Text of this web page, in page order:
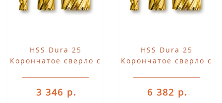
HSS Dura 25
Корончатое сверло с
3 346 р.
HSS Dura 25
Корончатое сверло с
6 382 р.